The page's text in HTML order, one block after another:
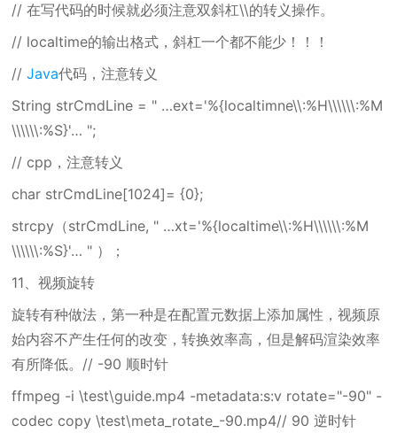
// 在写代码的时候就必须注意双斜杠\\的转义操作。
// localtime的输出格式，斜杠一个都不能少！！！
//Java代码，注意转义
String strCmdLine = " …ext='%{localtimne\\:%H\\\\\\:%M
\\\\\\:%S}'… ";
// cpp，注意转义
char strCmdLine[1024]= {0};
strcpy（strCmdLine, " …xt='%{localtime\\:%H\\\\\\:%M
\\\\\\:%S}'… " ）；
11、视频旋转
旋转有种做法，第一种是在配置元数据上添加属性，视频原
始内容不产生任何的改变，转换效率高，但是解码渲染效率
有所降低。// -90 顺时针
ffmpeg -i \test\guide.mp4 -metadata:s:v rotate="-90" -
codec copy \test\meta_rotate_-90.mp4// 90 逆时针